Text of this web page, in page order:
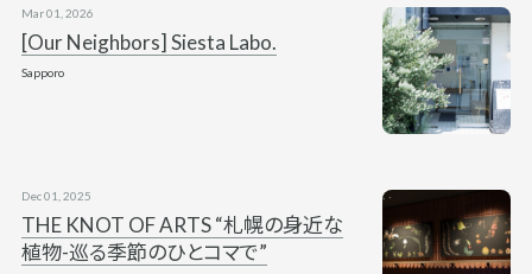
[Our Neighbors] Siesta Labo.
Mar 01, 2026
Sapporo
THE KNOT OF ARTS “札幌の身近な
植物-巡る季節のひとコマで”
Dec 01, 2025